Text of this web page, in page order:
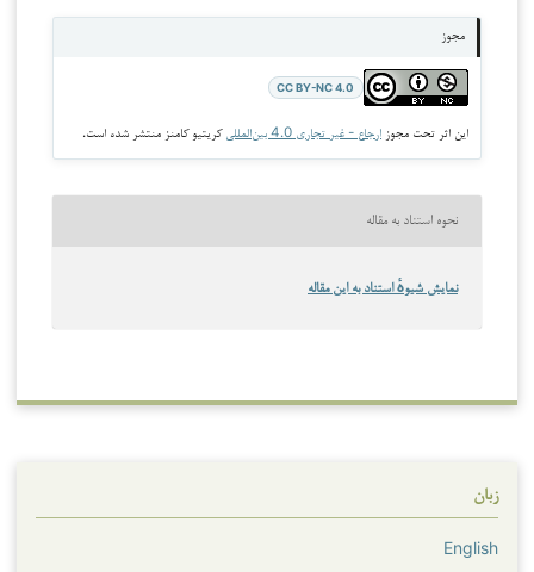
مجوز
CC BY-NC 4.0
این اثر تحت مجوز ارجاع - غیر تجاری 4.0 بین‌المللی کریتیو کامنز منتشر شده است.
نحوه استناد به مقاله
نمایش شیوهٔ استناد به این مقاله
زبان
English